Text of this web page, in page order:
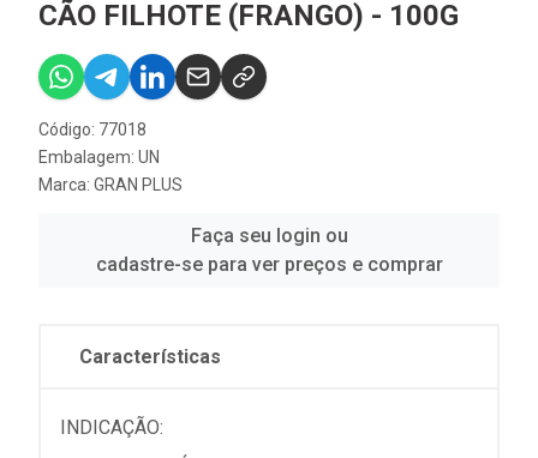
CÃO FILHOTE (FRANGO) - 100G
Código: 77018
Embalagem: UN
Marca: GRAN PLUS
Faça seu login ou
cadastre-se para ver preços e comprar
Características
INDICAÇÃO: